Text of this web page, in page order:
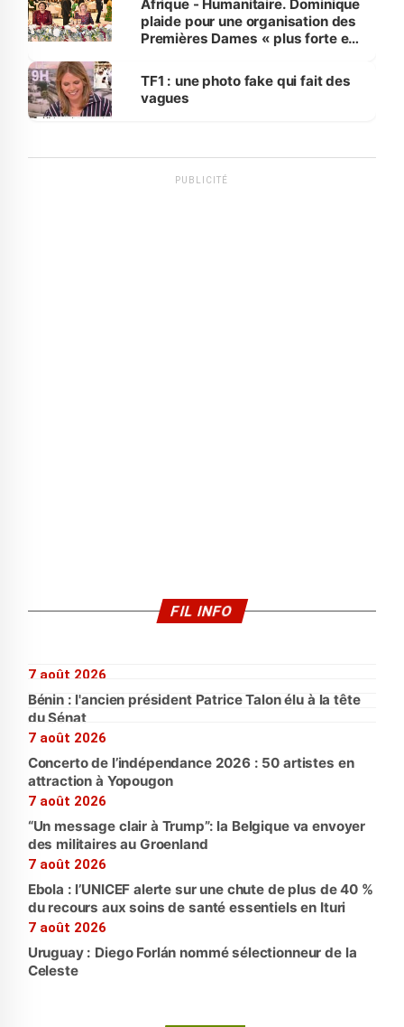
Afrique - Humanitaire. Dominique
plaide pour une organisation des
Premières Dames « plus forte et
sur la scène internationale »
TF1 : une photo fake qui fait des
vagues
PUBLICITÉ
FIL INFO
7 août 2026
Bénin : l'ancien président Patrice Talon élu à la tête
du Sénat
7 août 2026
Concerto de l’indépendance 2026 : 50 artistes en
attraction à Yopougon
7 août 2026
“Un message clair à Trump”: la Belgique va envoyer
des militaires au Groenland
7 août 2026
Ebola : l’UNICEF alerte sur une chute de plus de 40 %
du recours aux soins de santé essentiels en Ituri
7 août 2026
Uruguay : Diego Forlán nommé sélectionneur de la
Celeste